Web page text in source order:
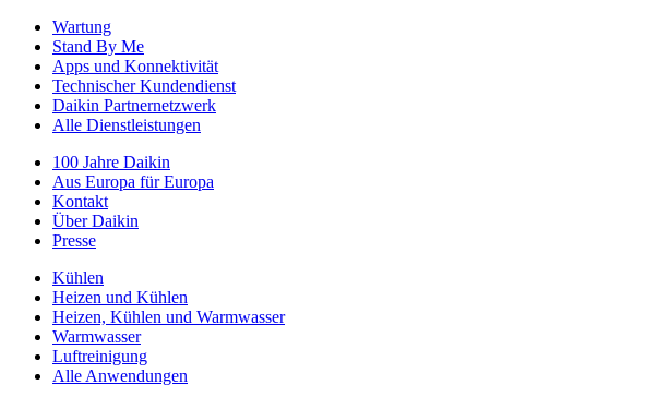
Wartung
Stand By Me
Apps und Konnektivität
Technischer Kundendienst
Daikin Partnernetzwerk
Alle Dienstleistungen
100 Jahre Daikin
Aus Europa für Europa
Kontakt
Über Daikin
Presse
Kühlen
Heizen und Kühlen
Heizen, Kühlen und Warmwasser
Warmwasser
Luftreinigung
Alle Anwendungen